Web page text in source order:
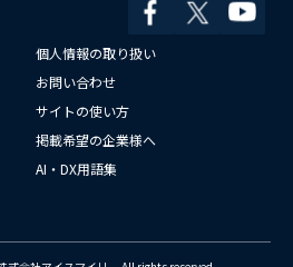
個人情報の取り扱い
お問い合わせ
サイトの使い方
掲載希望の企業様へ
AI・DX用語集